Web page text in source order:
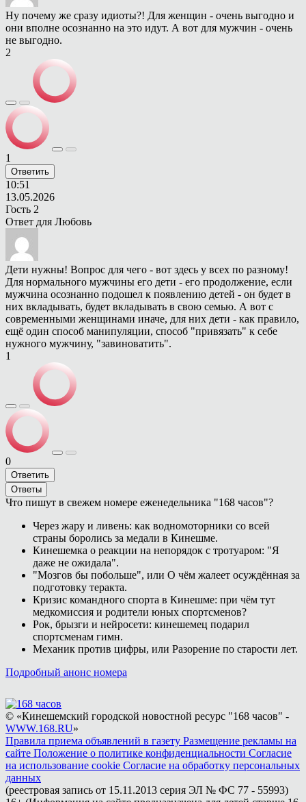
Ну почему же сразу идиоты?! Для женщин - очень выгодно и
они вполне осознанно на это идут. А вот для мужчин - очень
не выгодно.
2
1
Ответить
10:51
13.05.2026
Гость 2
Ответ для Любовь
Дети нужны! Вопрос для чего - вот здесь у всех по разному!
Для нормального мужчины его дети - его продолжение, если
мужчина осознанно подошел к появлению детей - он будет в
них вкладывать, будет вкладывать в свою семью. А вот с
современными женщинами иначе, для них дети - как правило,
ещё один способ манипуляции, способ "привязать" к себе
нужного мужчину, "завиноватить".
1
0
Ответить
Ответы
Что пишут в свежем номере еженедельника "168 часов"?
Через жару и ливень: как водномоторники со всей
страны боролись за медали в Кинешме.
Кинешемка о реакции на непорядок с тротуаром: "Я
даже не ожидала".
"Мозгов бы побольше", или О чём жалеет осуждённая за
подготовку теракта.
Кризис командного спорта в Кинешме: при чём тут
медкомиссия и родители юных спортсменов?
Рок, брызги и нейросети: кинешемец подарил
спортсменам гимн.
Механик против цифры, или Разорение по старости лет.
Подробный анонс номера
© «Кинешемский городской новостной ресурс "168 часов" -
WWW.168.RU»
Правила приема объявлений в газету Размещение рекламы на
сайте Положение о политике конфиденциальности Согласие
на использование cookie Согласие на обработку персональных
данных
(реестровая запись от 15.11.2013 серия ЭЛ № ФС 77 - 55993)